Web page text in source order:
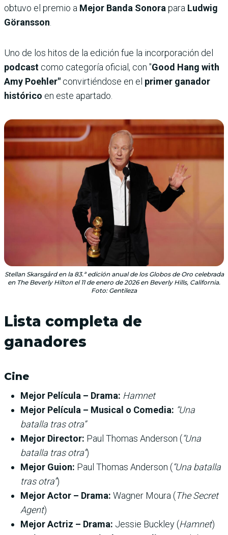
obtuvo el premio a Mejor Banda Sonora para Ludwig
Göransson
Uno de los hitos de la edición fue la incorporación del
podcast como categoría oficial, con "Good Hang with
Amy Poehler" convirtiéndose en el primer ganador
histórico en este apartado.
Stellan Skarsgård en la 83.ª edición anual de los Globos de Oro celebrada
en The Beverly Hilton el 11 de enero de 2026 en Beverly Hills, California.
Foto: Gentileza
Lista completa de
ganadores
Cine
Mejor Película – Drama: Hamnet
Mejor Película – Musical o Comedia: “Una
batalla tras otra”
Mejor Director: Paul Thomas Anderson (“Una
batalla tras otra”)
Mejor Guion: Paul Thomas Anderson (“Una batalla
tras otra”)
Mejor Actor – Drama: Wagner Moura (The Secret
Agent)
Mejor Actriz – Drama: Jessie Buckley (Hamnet)